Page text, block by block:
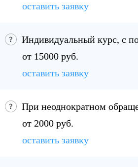
оставить заявку
Индивидуальный курс, с
от 15000 руб.
оставить заявку
При неоднократном
от 2000 руб.
оставить заявку